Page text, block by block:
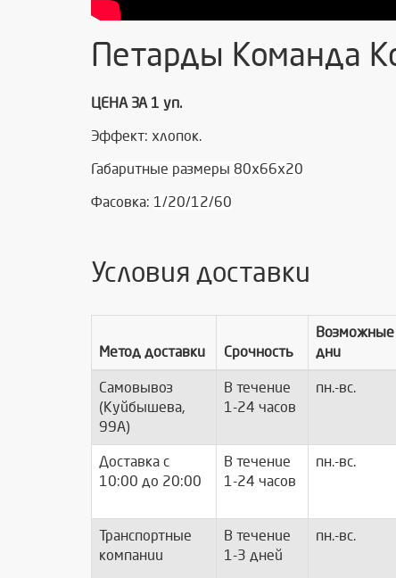
Петарды Команда
ЦЕНА ЗА 1 уп.
Эффект: хлопок.
Габаритные размеры 80х66х20
Фасовка: 1/20/12/60
Условия доставки
Метод доставки Срочность
Возможные
дни
Самовывоз
(Куйбышева,
99А)
В течение
1-24 часов
пн.-вс.
Доставка c
10:00 до 20:00
В течение
1-24 часов
пн.-вс.
Транспортные
компании
В течение
1-3 дней
пн.-вс.